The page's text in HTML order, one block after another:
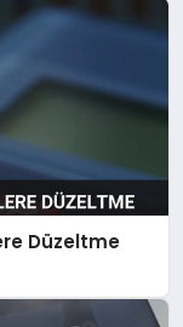
Düzeltme